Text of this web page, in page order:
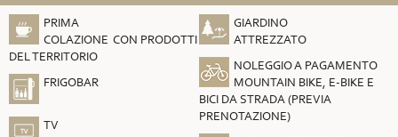
PRIMA
COLAZIONE CON PRODOTTI
DEL TERRITORIO
FRIGOBAR
TV
GIARDINO
ATTREZZATO
NOLEGGIO A PAGAMENTO
MOUNTAIN BIKE, E-BIKE E
BICI DA STRADA (PREVIA
PRENOTAZIONE)